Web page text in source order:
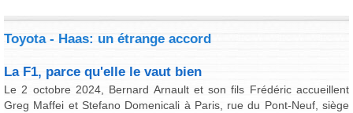
Toyota - Haas: un étrange accord
La F1, parce qu'elle le vaut bien
Le 2 octobre 2024, Bernard Arnault et son fils Frédéric accueillent
Greg Maffei et Stefano Domenicali à Paris, rue du Pont-Neuf, siège